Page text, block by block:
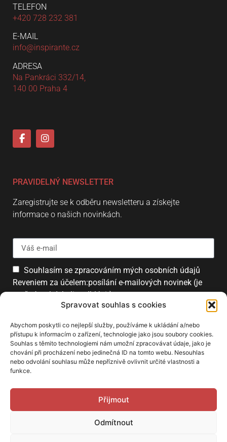
Spravovat souhlas s cookies
Abychom poskytli co nejlepší služby, používáme k ukládání a/nebo
přístupu k informacím o zařízení, technologie jako jsou soubory cookies.
Souhlas s těmito technologiemi nám umožní zpracovávat údaje, jako je
chování při procházení nebo jedinečná ID na tomto webu. Nesouhlas
nebo odvolání souhlasu může nepříznivě ovlivnit určité vlastnosti a
funkce.
Přijmout
Odmítnout
TELEFON
+420 728 232 381
E-MAIL
info@inspirante.cz
ADRESA
Na Pankráci 332/14,
140 00 Praha 4
PRAVIDELNÝ NEWSLETTER
Zaregistrujte se k odběru newsletteru a získejte
informace o našich novinkách.
Souhlasím se zpracováním mých osobních údajů
Reveniem za účelem:posílání e-mailových novinek (je
možné se kdykoliv odhlásit).
PARTNEŘI